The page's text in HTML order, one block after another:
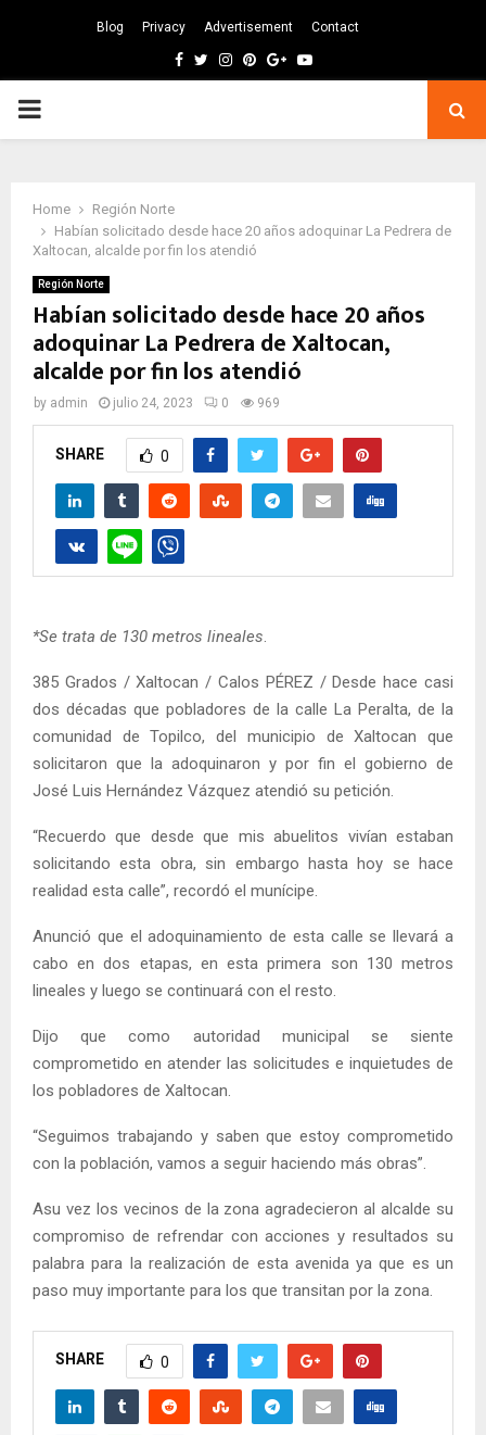
Blog Privacy Advertisement Contact
Facebook
TwitterInstagram
Pinterest
GoogleYoutube
PRIMARY
Home
Región Norte
Habían solicitado desde hace 20 años adoquinar La Pedrera de
Xaltocan, alcalde por fin los atendió
Región Norte
Habían solicitado desde hace 20 años
adoquinar La Pedrera de Xaltocan,
alcalde por fin los atendió
by admin julio 24, 2023 0 969
SHARE 0
*Se trata de 130 metros lineales
385 Grados / Xaltocan / Calos PÉREZ / Desde hace casi
dos décadas que pobladores de la calle La Peralta, de la
comunidad de Topilco, del municipio de Xaltocan que
solicitaron que la adoquinaron y por fin el gobierno de
José Luis Hernández Vázquez atendió su petición.
“Recuerdo que desde que mis abuelitos vivían estaban
solicitando esta obra, sin embargo hasta hoy se hace
realidad esta calle”, recordó el munícipe.
Anunció que el adoquinamiento de esta calle se llevará a
cabo en dos etapas, en esta primera son 130 metros
lineales y luego se continuará con el resto.
Dijo que como autoridad municipal se siente
comprometido en atender las solicitudes e inquietudes de
los pobladores de Xaltocan.
“Seguimos trabajando y saben que estoy comprometido
con la población, vamos a seguir haciendo más obras”.
Asu vez los vecinos de la zona agradecieron al alcalde su
compromiso de refrendar con acciones y resultados su
palabra para la realización de esta avenida ya que es un
paso muy importante para los que transitan por la zona.
SHARE 0